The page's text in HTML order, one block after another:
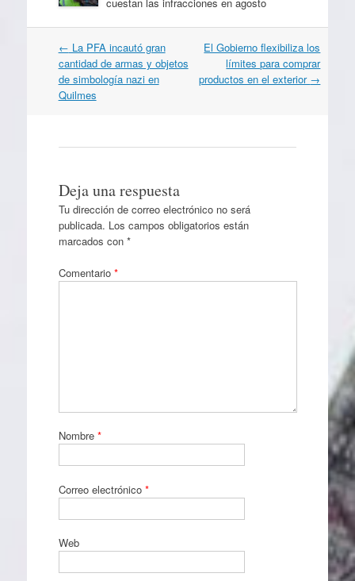
Navegación
por
artículos
← La PFA incautó gran
cantidad de armas y objetos
de simbología nazi en
Quilmes
El Gobierno flexibiliza los
límites para comprar
productos en el exterior →
Deja una respuesta
Tu dirección de correo electrónico no será
publicada. Los campos obligatorios están
marcados con *
Comentario *
Nombre *
Correo electrónico *
Web